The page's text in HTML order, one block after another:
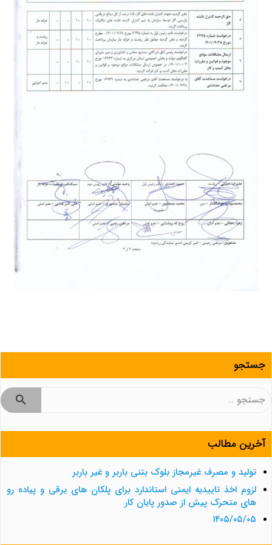
جستجو
جستجو
آخرین مطالب
تولید و مصرف غیرمجاز بلوک بتنی باربر و غیر باربر
لزوم اخذ تاییدیه ایمنی استاندارد برای پلکان های برقی و پیاده رو
های متحرک پیش از صدور پایان کار
۱۴۰۵/۰۵/۰۵